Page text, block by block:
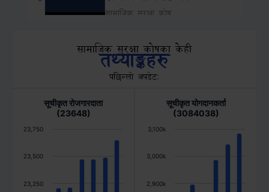
सामाजिक सुरक्षा कोष
सामाजिक सुरक्षा कोषमा संस्था दर्ता
कसरी गर्ने ?
सामाजिक सुरक्षा कोष
सामाजिक सुरक्षा कोषमा
श्रमिक(योगदानकर्ता) कसरी दर्ता
सामाजिक सुरक्षा कोष
सामाजिक सुरक्षा कोषका केही
तथ्याङ्कहरु
पछिल्लो अपडेट:
सूचीकृत रोजगारदाता
(23648)
23,250
23,500
23,750
सूचीकृत योगदानकर्ता
(3084038)
2,900k
3,000k
3,100k